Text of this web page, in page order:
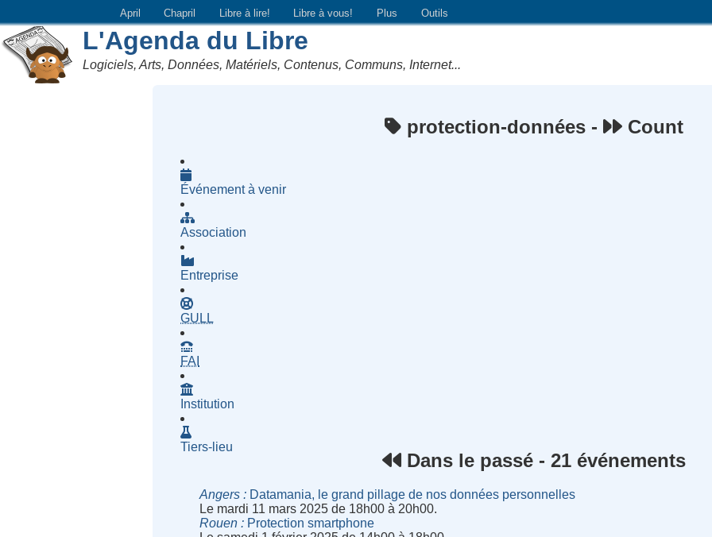
April Chapril Libre à lire! Libre à vous! Plus Outils
L'Agenda du Libre
Logiciels, Arts, Données, Matériels, Contenus, Communs, Internet...
protection-données - Count
Événement à venir
Association
Entreprise
GULL
FAI
Institution
Tiers-lieu
Dans le passé - 21 événements
Angers
Datamania, le grand pillage de nos données personnelles
Le mardi 11 mars 2025 de 18h00 à 20h00.
Rouen
Protection smartphone